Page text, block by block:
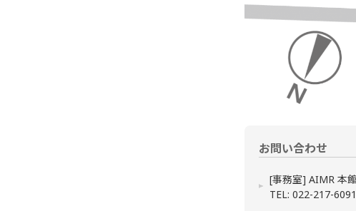
お問い合わせ
[事務室] AIMR 本
TEL: 022-217-